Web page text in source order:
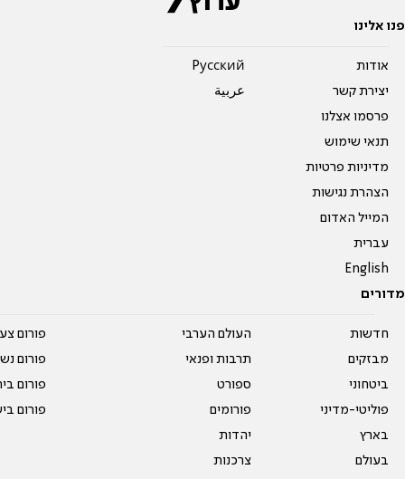
פנו אלינו
אודות
יצירת קשר
פרסמו אצלנו
תנאי שימוש
מדיניות פרטיות
הצהרת נגישות
המייל האדום
עברית
English
Pусский
عربية
מדורים
חדשות
מבזקים
ביטחוני
פוליטי-מדיני
בארץ
בעולם
העולם הערבי
תרבות ופנאי
ספורט
פורומים
יהדות
צרכנות
פורום
פורום
פורום
פורום